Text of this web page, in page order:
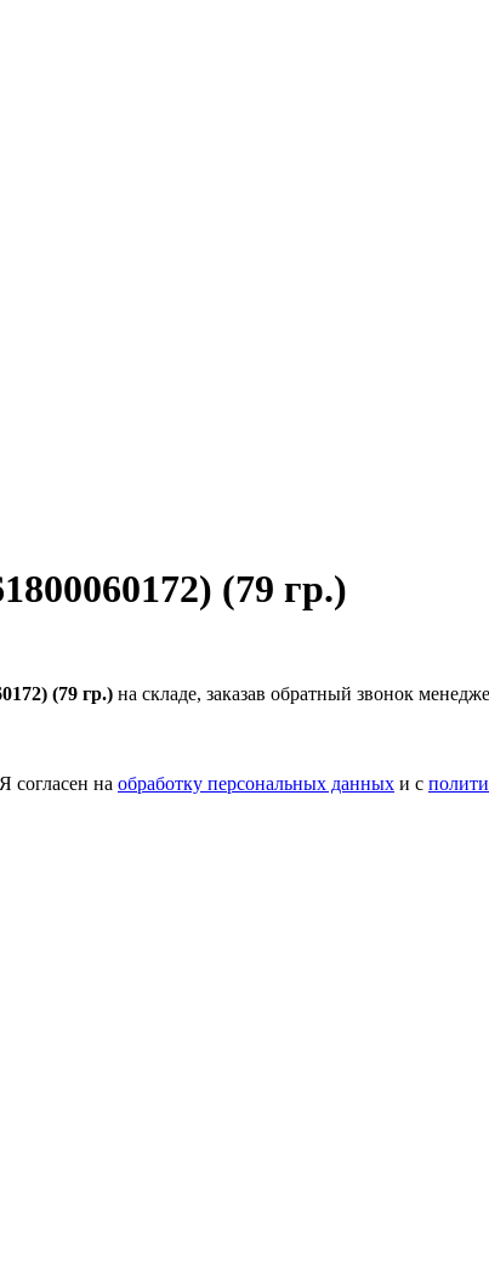
(79 гр.)
(79 гр.) на складе, заказав обратный звонок
Я согласен на обработку персональных данных и с